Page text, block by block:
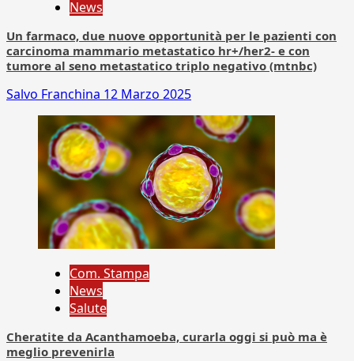
News
Un farmaco, due nuove opportunità per le pazienti con
carcinoma mammario metastatico hr+/her2- e con
tumore al seno metastatico triplo negativo (mtnbc)
Salvo Franchina 12 Marzo 2025
Com. Stampa
News
Salute
Cheratite da Acanthamoeba, curarla oggi si può ma è
meglio prevenirla